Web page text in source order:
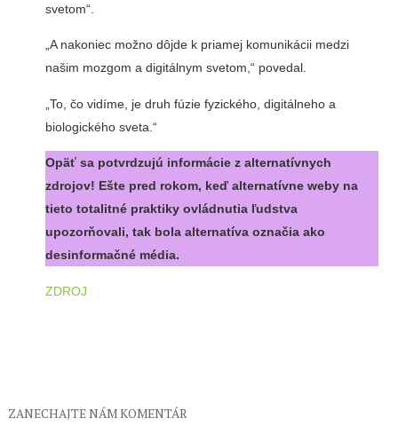
svetom“.
„A nakoniec možno dôjde k priamej komunikácii medzi
našim mozgom a digitálnym svetom,“ povedal.
„To, čo vidíme, je druh fúzie fyzického, digitálneho a
biologického sveta.“
Opäť sa potvrdzujú informácie z alternatívnych
zdrojov! Ešte pred rokom, keď alternatívne weby na
tieto totalitné praktiky ovládnutia ľudstva
upozorňovali, tak bola alternatíva označia ako
desinformačné média.
ZDROJ
ZANECHAJTE NÁM KOMENTÁR